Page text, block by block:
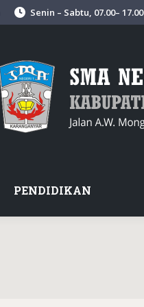
Senin – Sabtu, 07.00– 17.00
PENDIDIKAN